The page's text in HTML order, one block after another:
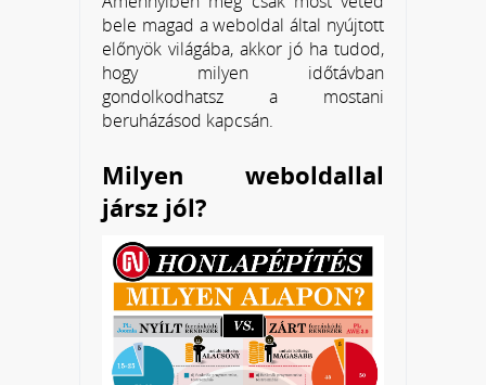
bele magad a weboldal által nyújtott
előnyök világába, akkor jó ha tudod,
hogy milyen időtávban
gondolkodhatsz a mostani
beruházásod kapcsán.
Milyen weboldallal
jársz jól?